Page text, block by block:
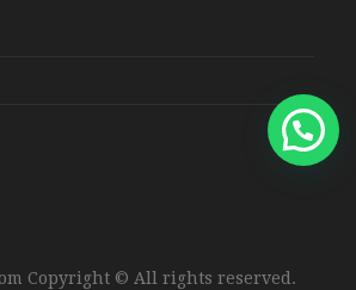
Copyright © All rights reserved.